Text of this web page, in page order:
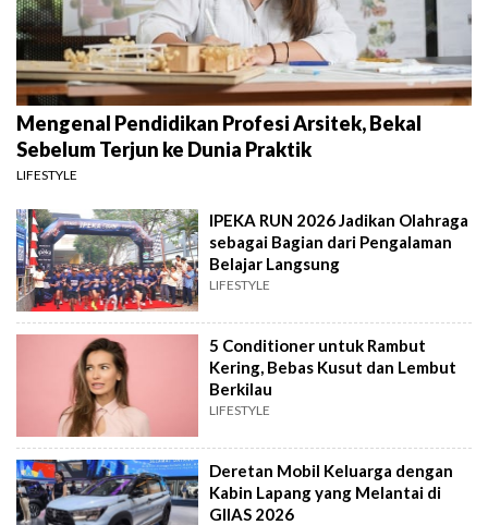
Mengenal Pendidikan Profesi Arsitek, Bekal
Sebelum Terjun ke Dunia Praktik
LIFESTYLE
IPEKA RUN 2026 Jadikan Olahraga
sebagai Bagian dari Pengalaman
Belajar Langsung
LIFESTYLE
5 Conditioner untuk Rambut
Kering, Bebas Kusut dan Lembut
Berkilau
LIFESTYLE
Deretan Mobil Keluarga dengan
Kabin Lapang yang Melantai di
GIIAS 2026